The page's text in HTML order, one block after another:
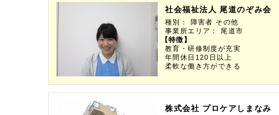
社会福祉法人 尾道のぞみ会
種別： 障害者 その他
事業所エリア：
尾道市
【特徴】
教育・研修制度が充実
年間休日120日以上
柔軟な働き方ができる
株式会社 プロケアしまなみ